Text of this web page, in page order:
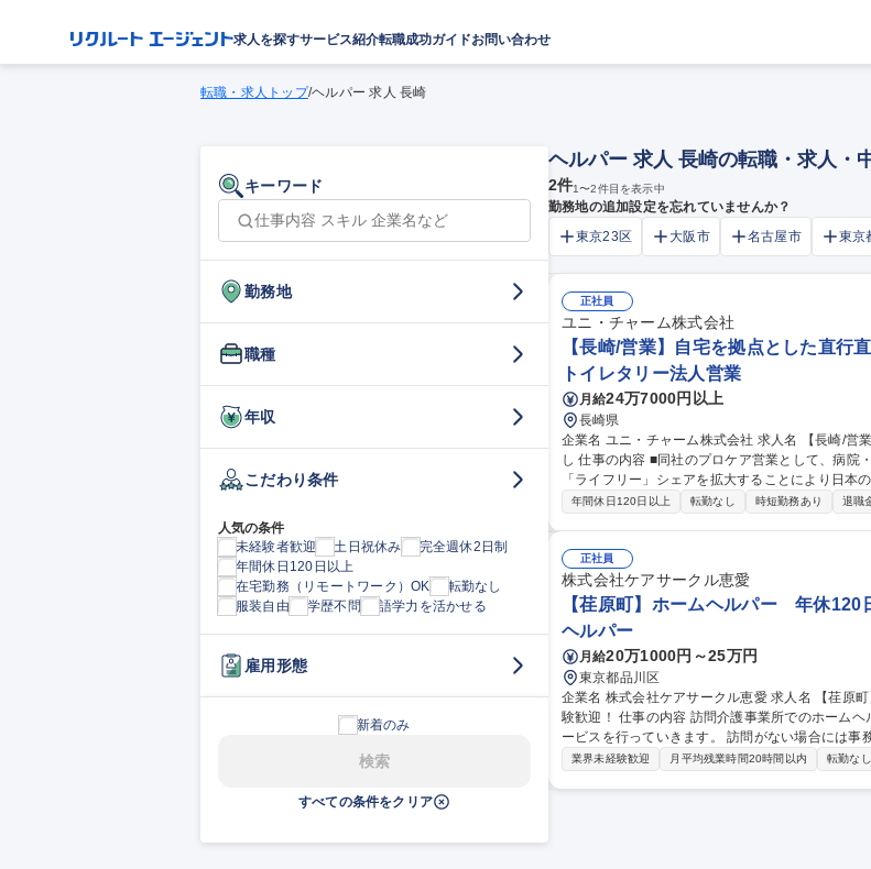
求人を探すサービス紹介転職成功ガイドお問い合わせ
転職・求人トップ/ヘルパー 求人 長崎
キーワード
勤務地
職種
年収
こだわり条件
人気の条件
未経験者歓迎
土日祝休み
完全週休2日制
年間休日120日以上
在宅勤務（リモートワーク）OK
転勤なし
服装自由
学歴不問 語学力を活かせる
雇用形態
新着のみ
検索
すべての条件をクリア
ヘルパー 求人 長崎の転職・求人・
2件1〜2件目を表示中
勤務地の追加設定を忘れていませんか？
東京23区
大阪市 名古屋市 東京
正社員
ユニ・チャーム株式会社
【長崎/営業】自宅を拠点とした直行
トイレタリー法人営業
月給24万7000円以上
長崎県
企業名 ユニ・チャーム株式会社 求人名 【長崎/営業】自宅を拠点とした直行直帰/休日も充実/会社都合での転勤な
し 仕事の内容 ■同社のプロケア営業として、病院・施設に向けた排泄ケアの課題解決の提案をお任せします。
「ライフリー」シェアを拡大することにより日本の介護品質の向
ケアに関する課題やニーズのヒアリングと改善提
自宅を拠点とした直行直帰/休日も充実/会社都合で
年間休日120日以上 転勤なし 時短勤務あり 退職
正社員
株式会社ケアサークル恵愛
【荏原町】ホームヘルパー 年休120
ヘルパー
月給20万1000円～25万円
東京都品川区
企業名 株式会社ケアサークル恵愛 求人名 【荏原町】ホームヘルパー 年休120日以上！時短正社員制度あり！未経
験歓迎！ 仕事の内容 訪問介護事業所でのホームヘルパーのお仕事です。 利用者様のご自宅へご訪問いただき、サ
ービスを行っていきます。 訪問がない場合には事務作業を事
容】 自宅に訪問し、入浴や外出、通院の介助、
業界未経験歓迎 月平均残業時間20時間以内 転勤なし